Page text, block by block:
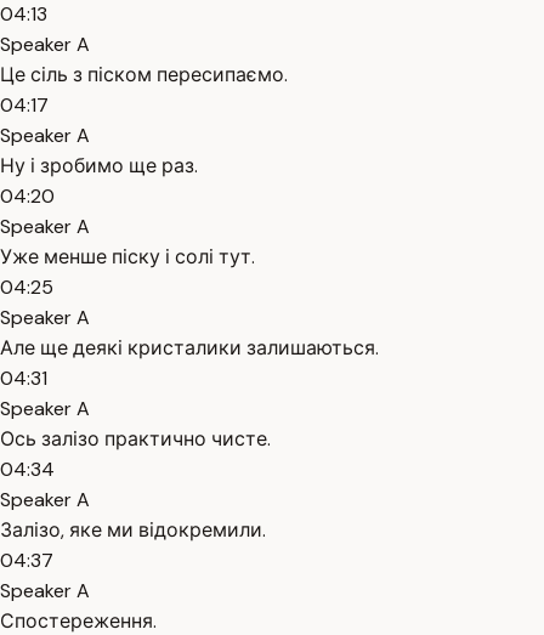
04:13
Speaker A
Це сіль з піском пересипаємо.
04:17
Speaker A
Ну і зробимо ще раз.
04:20
Speaker A
Уже менше піску і солі тут.
04:25
Speaker A
Але ще деякі кристалики залишаються.
04:31
Speaker A
Ось залізо практично чисте.
04:34
Speaker A
Залізо, яке ми відокремили.
04:37
Speaker A
Спостереження.